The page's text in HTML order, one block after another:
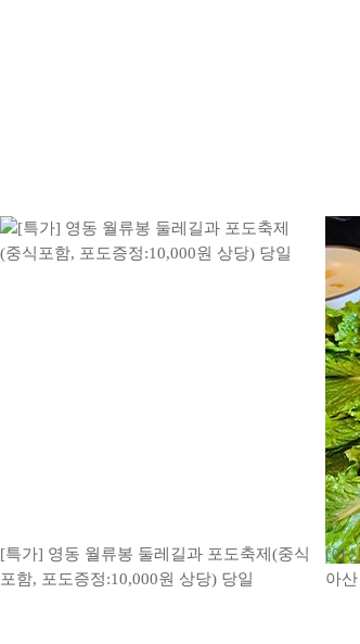
[특가] 영동 월류봉 둘레길과 포도축제(중식
포함, 포도증정:10,000원 상당) 당일
[아
아